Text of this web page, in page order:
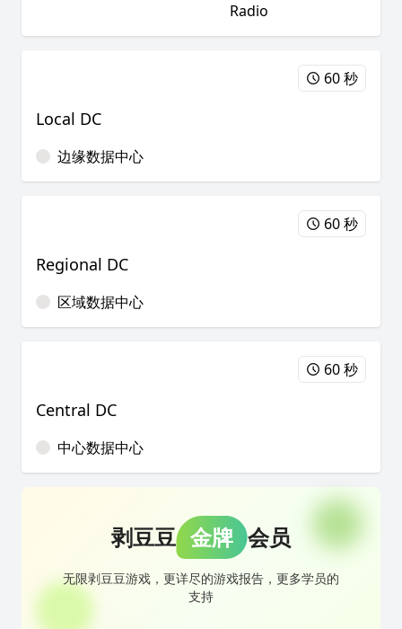
Radio
60 秒
Local DC
边缘数据中心
60 秒
Regional DC
区域数据中心
60 秒
Central DC
中心数据中心
剥豆豆 金牌 会员
无限剥豆豆游戏，更详尽的游戏报告，更多学员的
支持